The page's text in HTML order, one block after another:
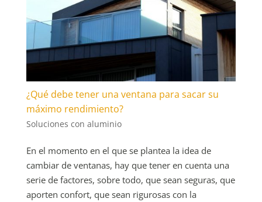
¿Qué debe tener una ventana para sacar su
máximo rendimiento?
Soluciones con aluminio
En el momento en el que se plantea la idea de
cambiar de ventanas, hay que tener en cuenta una
serie de factores, sobre todo, que sean seguras, que
aporten confort, que sean rigurosas con la